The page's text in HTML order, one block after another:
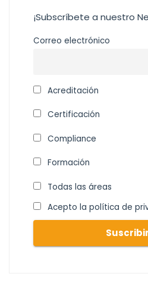
¡Subscríbete a nuestro
Correo electrónico
Acreditación
Certificación
Compliance
Formación
Todas las áreas
Acepto la política de